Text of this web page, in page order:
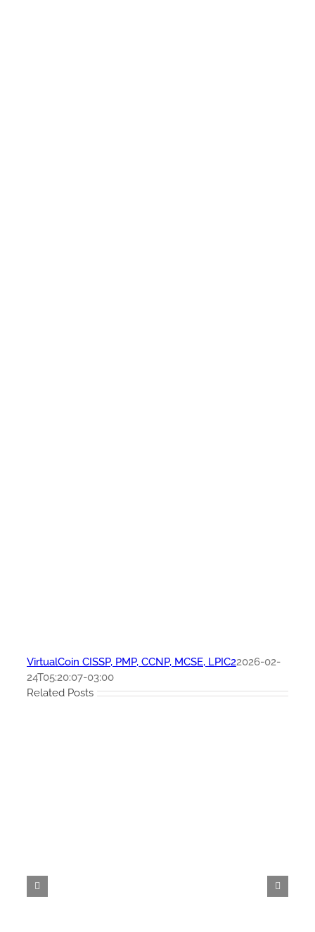
VirtualCoin CISSP, PMP, CCNP, MCSE, LPIC22026-02-
24T05:20:07-03:00
Related Posts